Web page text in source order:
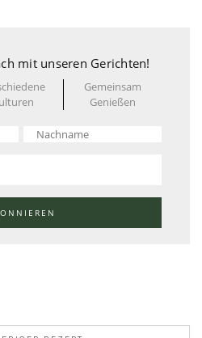
mit unseren Gerichten!
Gemeinsam
Genießen